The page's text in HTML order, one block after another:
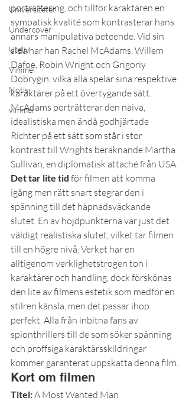
Universitetet
Undercover
Uteliv
Vimmel
Notis
vimmel
porträttering, och tillför karaktären en
sympatisk kvalité som kontrasterar hans
annars manipulativa beteende. Vid sin
sida har han Rachel McAdams, Willem
Dafoe, Robin Wright och Grigoriy
Dobrygin, vilka alla spelar sina respektive
karaktärer på ett övertygande sätt.
McAdams porträtterar den naiva,
idealistiska men ändå godhjärtade
Richter på ett sätt som står i stor
kontrast till Wrights beräknande Martha
Sullivan, en diplomatisk attaché från USA.
Det tar lite tid för filmen att komma
igång men rätt snart stegrar den i
spänning till det häpnadsväckande
slutet. En av höjdpunkterna var just det
väldigt realistiska slutet, vilket tar filmen
till en högre nivå. Verket har en
alltigenom verklighetstrogen ton i
karaktärer och handling, dock förskönas
den lite av filmens estetik som medför en
stilren känsla, men det passar ihop
perfekt. Alla från inbitna fans av
spionthrillers till de som söker spänning
och proffsiga karaktärsskildringar
kommer garanterat uppskatta denna film.
Kort om filmen
Titel: A Most Wanted Man